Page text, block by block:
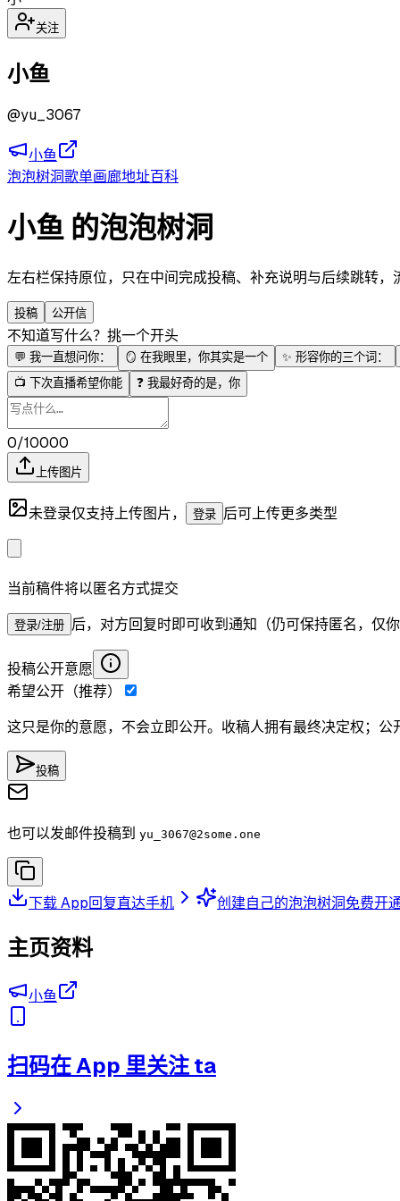
关注
小鱼
@yu_3067
小鱼
泡泡树洞歌单画廊地址百科
小鱼 的泡泡树洞
左右栏保持原位，只在中间完成投稿、补充说明与后续跳转
投稿 公开信
不知道写什么？挑一个开头
💬 我一直想问你： 🪞 在我眼里，你其实是一个 ✨ 形容你的三个词：
📺 下次直播希望你能 ❓ 我最好奇的是，你
0/10000
上传图片
未登录仅支持上传图片， 登录 后可上传更多类型
当前稿件将以匿名方式提交
登录/注册 后，对方回复时即可收到通知（仍可保持匿名，仅
投稿公开意愿
希望公开（推荐）
这只是你的意愿，不会立即公开。收稿人拥有最终决定权；公
投稿
也可以发邮件投稿到 yu_3067@2some.one
下载 App回复直达手机 创建自己的泡泡树洞免费开
主页资料
小鱼
扫码在 App 里关注 ta